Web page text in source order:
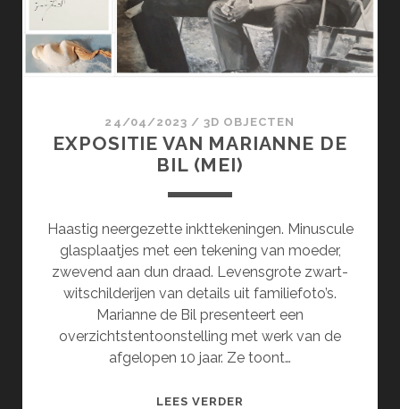
24/04/2023 /3D OBJECTEN
EXPOSITIE VAN MARIANNE DE
BIL (MEI)
Haastig neergezette inkttekeningen. Minuscule
glasplaatjes met een tekening van moeder,
zwevend aan dun draad. Levensgrote zwart-
witschilderijen van details uit familiefoto’s.
Marianne de Bil presenteert een
overzichtstentoonstelling met werk van de
afgelopen 10 jaar. Ze toont…
LEES VERDER